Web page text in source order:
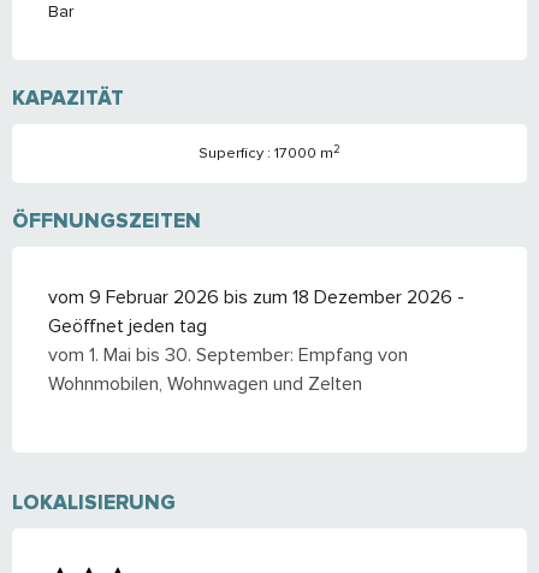
Bar
KAPAZITÄT
Superficy : 17000 m2
ÖFFNUNGSZEITEN
vom 9 Februar 2026 bis zum 18 Dezember 2026 -
Geöffnet jeden tag
vom 1. Mai bis 30. September: Empfang von
Wohnmobilen, Wohnwagen und Zelten
LOKALISIERUNG